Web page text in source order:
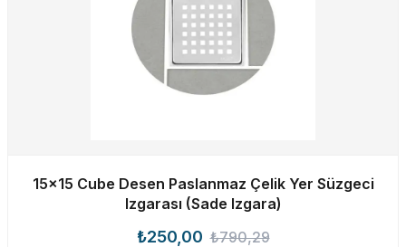
15×15 Cube Desen Paslanmaz Çelik Yer Süzgeci
Izgarası (Sade Izgara)
₺250,00 ₺790,29